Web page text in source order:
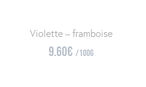
Violette – framboise
9.60€ /100g